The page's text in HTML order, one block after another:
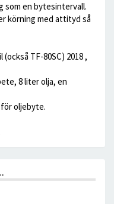
som en bytesintervall.
körning med attityd så
TF-80SC) 2018 ,
8 liter olja, en
för oljebyte.